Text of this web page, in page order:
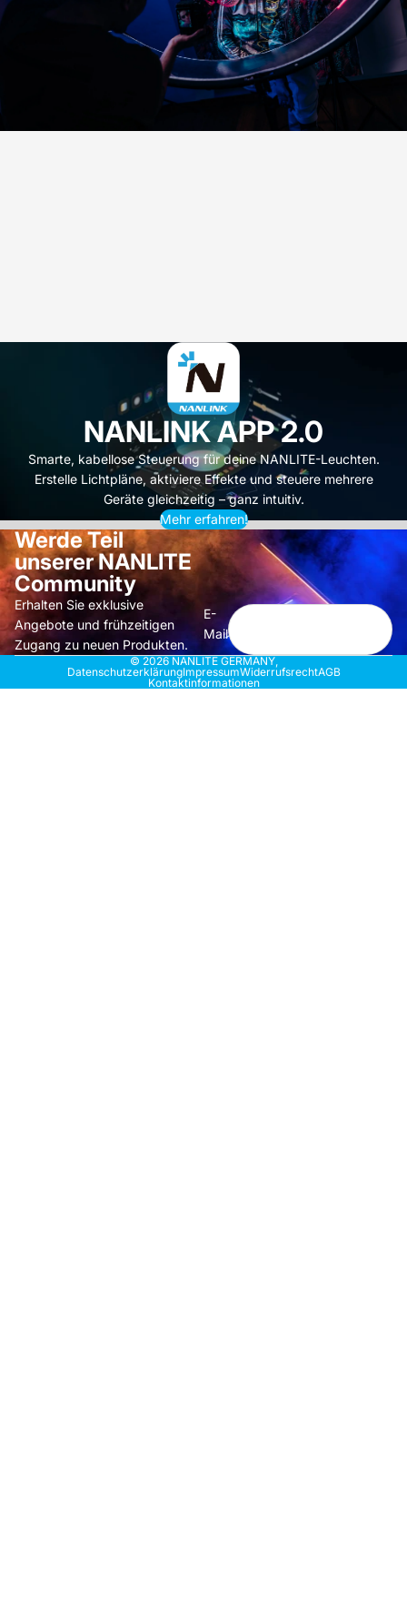
NANLINK APP 2.0
Smarte, kabellose Steuerung für deine NANLITE-Leuchten.
Erstelle Lichtpläne, aktiviere Effekte und steuere mehrere
Geräte gleichzeitig – ganz intuitiv.
Mehr erfahren!
Werde Teil
unserer NANLITE
Community
Erhalten Sie exklusive
Angebote und frühzeitigen
Zugang zu neuen Produkten.
E-
Mail
© 2026 NANLITE GERMANY,
DatenschutzerklärungImpressumWiderrufsrechtAGB
Kontaktinformationen